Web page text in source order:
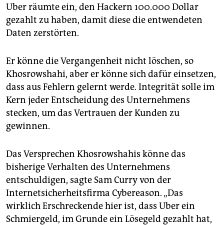
Uber räumte ein, den Hackern 100.000 Dollar
gezahlt zu haben, damit diese die entwendeten
Daten zerstörten.
Er könne die Vergangenheit nicht löschen, so
Khosrowshahi, aber er könne sich dafür einsetzen,
dass aus Fehlern gelernt werde. Integrität solle im
Kern jeder Entscheidung des Unternehmens
stecken, um das Vertrauen der Kunden zu
gewinnen.
Das Versprechen Khosrowshahis könne das
bisherige Verhalten des Unternehmens
entschuldigen, sagte Sam Curry von der
Internetsicherheitsfirma Cybereason. „Das
wirklich Erschreckende hier ist, dass Uber ein
Schmiergeld, im Grunde ein Lösegeld gezahlt hat,